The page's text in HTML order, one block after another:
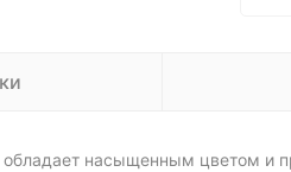
насыщенным цветом и